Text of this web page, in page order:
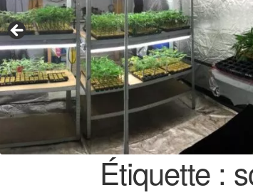
Étiquette :